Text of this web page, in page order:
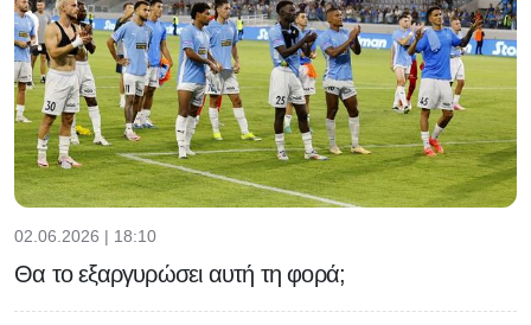
02.06.2026 | 18:10
Θα το εξαργυρώσει αυτή τη φορά;